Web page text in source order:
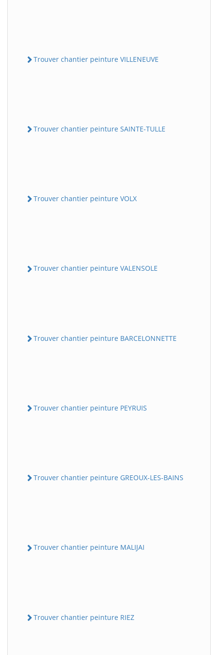
Trouver chantier peinture VILLENEUVE
Trouver chantier peinture SAINTE-TULLE
Trouver chantier peinture VOLX
Trouver chantier peinture VALENSOLE
Trouver chantier peinture BARCELONNETTE
Trouver chantier peinture PEYRUIS
Trouver chantier peinture GREOUX-LES-BAINS
Trouver chantier peinture MALIJAI
Trouver chantier peinture RIEZ